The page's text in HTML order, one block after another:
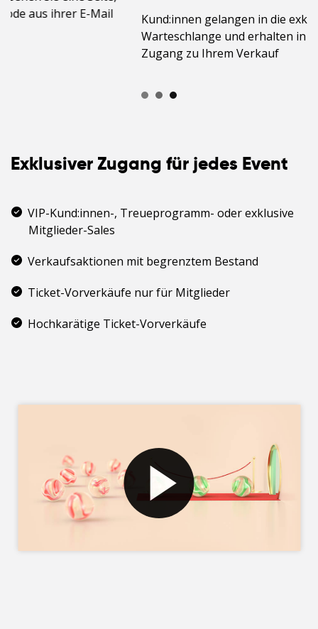
Kund:innen gelangen in die exklusive
Warteschlange und erhalten in fairer Reihenfolge
Zugang zu Ihrem Verkauf
Exklusiver Zugang für jedes Event
VIP-Kund:innen-, Treueprogramm- oder exklusive
Mitglieder-Sales
Verkaufsaktionen mit begrenztem Bestand
Ticket-Vorverkäufe nur für Mitglieder
Hochkarätige Ticket-Vorverkäufe